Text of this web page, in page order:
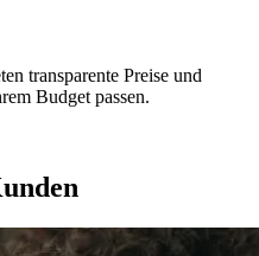
transparente Preise und
Budget passen.